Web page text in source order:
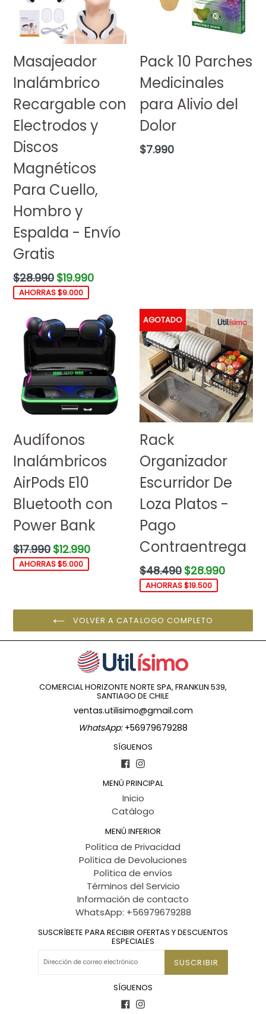
Masajeador
Inalámbrico
Recargable con
Electrodos y
Discos
Magnéticos
Para Cuello,
Hombro y
Espalda - Envío
Gratis
Precio
habitual
$28.990 $19.990
AHORRAS $9.000
Pack 10 Parches
Medicinales
para Alivio del
Dolor
Precio
$7.990
Audífonos
Inalámbricos
AirPods E10
Bluetooth con
Power Bank
Precio
habitual
$17.990 $12.990
AHORRAS $5.000
AGOTADO
Rack
Organizador
Escurridor De
Loza Platos -
Pago
Contraentrega
Precio
habitual
$48.490 $28.990
AHORRAS $19.500
VOLVER A CATALOGO COMPLETO
COMERCIAL HORIZONTE NORTE SPA, FRANKLIN 539,
SANTIAGO DE CHILE
ventas.utilisimo@gmail.com
WhatsApp: +56979679288
SÍGUENOS
Facebook
Instagram
MENÚ PRINCIPAL
Inicio
Catálogo
MENÚ INFERIOR
Política de Privacidad
Política de Devoluciones
Política de envíos
Términos del Servicio
Información de contacto
WhatsApp: +56979679288
SUSCRÍBETE PARA RECIBIR OFERTAS Y DESCUENTOS
ESPECIALES
SUSCRIBIR
SÍGUENOS
Facebook
Instagram